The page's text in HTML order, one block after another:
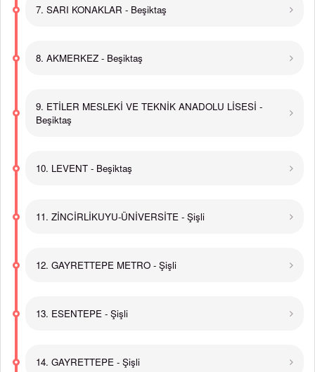
7. SARI KONAKLAR - Beşiktaş
8. AKMERKEZ - Beşiktaş
9. ETİLER MESLEKİ VE TEKNİK ANADOLU LİSESİ -
Beşiktaş
10. LEVENT - Beşiktaş
11. ZİNCİRLİKUYU-ÜNİVERSİTE - Şişli
12. GAYRETTEPE METRO - Şişli
13. ESENTEPE - Şişli
14. GAYRETTEPE - Şişli